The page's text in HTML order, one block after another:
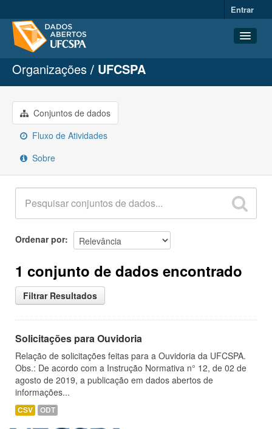
Entrar
Conjuntos de dados
Organizações
Grupos
Sobre
Organizações UFCSPA
Conjuntos de dados
Fluxo de Atividades
Sobre
Ordenar por
1 conjunto de dados encontrado
Filtrar Resultados
Solicitações para Ouvidoria
Relação de solicitações feitas para a Ouvidoria da UFCSPA.
Obs.: De acordo com a Instrução Normativa n° 12, de 02 de
agosto de 2019, a publicação em dados abertos de
informações...
CSV ODT